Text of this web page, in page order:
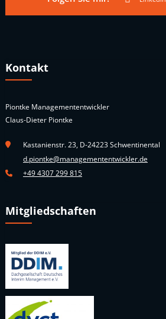
Kontakt
Piontke Managemententwickler
Claus-Dieter Piontke
Kastanienstr. 23, D-24223 Schwentinental
d.piontke@managemententwickler.de
+49 4307 299 815
Mitgliedschaften